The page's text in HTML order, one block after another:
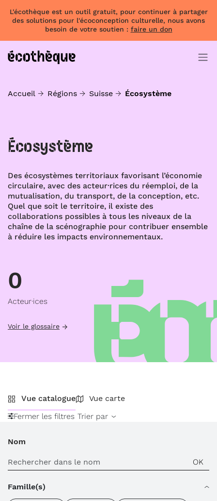
L'écothèque est un outil gratuit, pour continuer à partager
des solutions pour l'écoconception culturelle, nous avons
besoin de votre soutien : faire un don
Accueil Régions Suisse Écosystème
Écosystème
Des écosystèmes territoriaux favorisant l’économie
circulaire, avec des acteur·rices du réemploi, de la
mutualisation, du transport, de la conception, etc.
Quel que soit le territoire, il existe des
collaborations possibles à tous les niveaux de la
chaîne de la scénographie pour contribuer ensemble
à réduire les impacts environnementaux.
0
Acteur·ices
Voir le glossaire
Vue catalogue
Vue carte
Fermer les filtres Trier par
Nom
Famille(s)